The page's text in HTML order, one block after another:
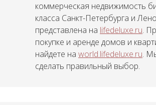
коммерческая недвижимость
класса Санкт-Петербурга и
представлена на lifedeluxe.ru.
покупке и аренде домов и
найдете на world.lifedeluxe.ru.
сделать правильный выбор.